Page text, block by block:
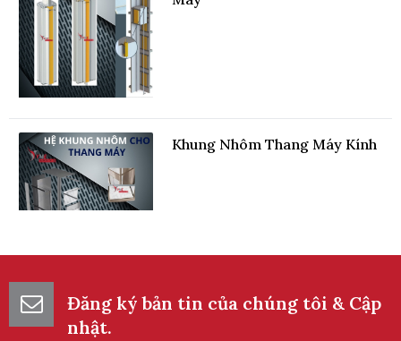
Khung Nhôm Thang Máy Kính
Động Cơ Máy Kéo Thang Máy
Đăng ký bản tin của chúng tôi & Cập
nhật.